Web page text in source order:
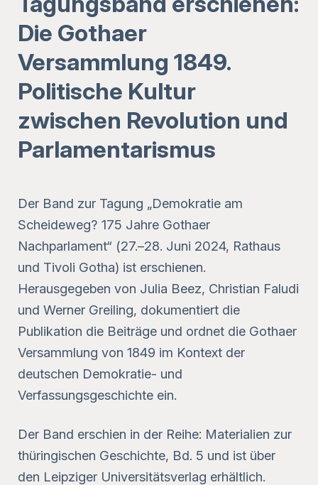
Die Gothaer
Versammlung 1849.
Politische Kultur
zwischen Revolution und
Parlamentarismus
Der Band zur Tagung „Demokratie am
Scheideweg? 175 Jahre Gothaer
Nachparlament“ (27.–28. Juni 2024, Rathaus
und Tivoli Gotha) ist erschienen.
Herausgegeben von Julia Beez, Christian Faludi
und Werner Greiling, dokumentiert die
Publikation die Beiträge und ordnet die Gothaer
Versammlung von 1849 im Kontext der
deutschen Demokratie- und
Verfassungsgeschichte ein.
Der Band erschien in der Reihe: Materialien zur
thüringischen Geschichte, Bd. 5 und ist über
den Leipziger Universitätsverlag erhältlich.